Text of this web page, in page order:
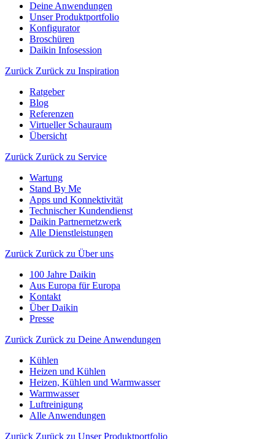
Deine Anwendungen
Unser Produktportfolio
Konfigurator
Broschüren
Daikin Infosession
Zurück Zurück zu Inspiration
Ratgeber
Blog
Referenzen
Virtueller Schauraum
Übersicht
Zurück Zurück zu Service
Wartung
Stand By Me
Apps und Konnektivität
Technischer Kundendienst
Daikin Partnernetzwerk
Alle Dienstleistungen
Zurück Zurück zu Über uns
100 Jahre Daikin
Aus Europa für Europa
Kontakt
Über Daikin
Presse
Zurück Zurück zu Deine Anwendungen
Kühlen
Heizen und Kühlen
Heizen, Kühlen und Warmwasser
Warmwasser
Luftreinigung
Alle Anwendungen
Zurück Zurück zu Unser Produktportfolio